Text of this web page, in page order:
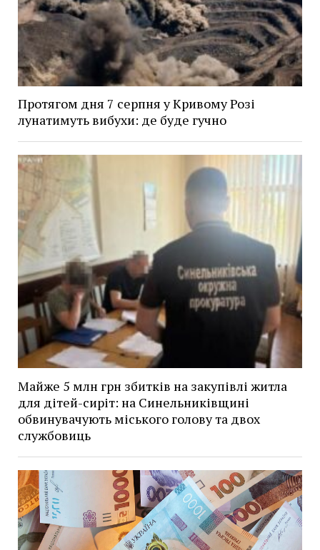
Протягом дня 7 серпня у Кривому Розі
лунатимуть вибухи: де буде гучно
Майже 5 млн грн збитків на закупівлі житла
для дітей-сиріт: на Синельниківщині
обвинувачують міського голову та двох
службовиць